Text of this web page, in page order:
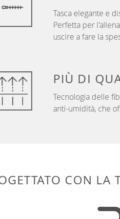
Tasca elegante e
Perfetta per
uscire a fare la
PIÙ DI
Tecnologia delle
anti-umidità, che
CON LA